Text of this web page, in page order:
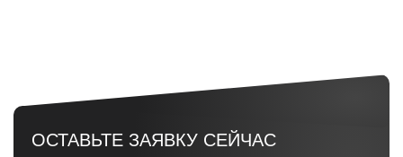
ОСТАВЬТЕ ЗАЯВКУ СЕЙЧАС